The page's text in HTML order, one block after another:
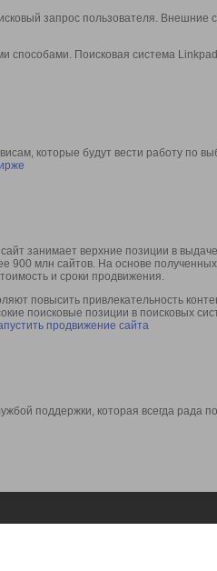
запрос пользователя. Внешние
Поисковая система Linkpad
которые будут вести работу по
занимает верхние позиции в
900 млн сайтов. На основе
и сроки продвижения.
повысить привлекательность
поисковые позиции в поисковых
продвижение сайта
поддержки, которая всегда рада